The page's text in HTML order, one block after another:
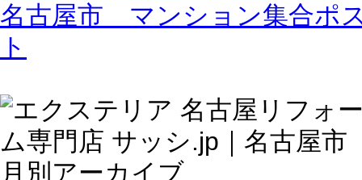
名古屋市 マンション集合ポ
ト